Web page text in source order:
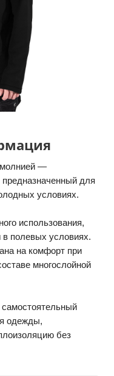
молнией —
для
условиях.
использования,
в полевых условиях.
на комфорт при
многослойной
одежды,
без